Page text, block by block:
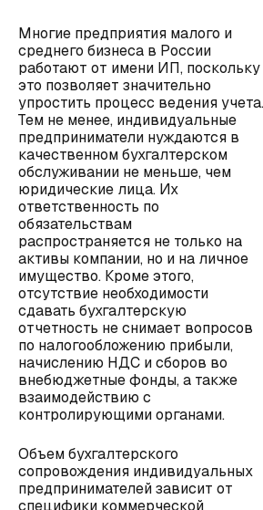
Многие предприятия малого и
среднего бизнеса в России
работают от имени ИП, поскольку
это позволяет значительно
упростить процесс ведения учета.
Тем не менее, индивидуальные
предприниматели нуждаются в
качественном бухгалтерском
обслуживании не меньше, чем
юридические лица. Их
ответственность по
обязательствам
распространяется не только на
активы компании, но и на личное
имущество. Кроме этого,
отсутствие необходимости
сдавать бухгалтерскую
отчетность не снимает вопросов
по налогообложению прибыли,
начислению НДС и сборов во
внебюджетные фонды, а также
взаимодействию с
контролирующими органами.
Объем бухгалтерского
сопровождения индивидуальных
предпринимателей зависит от
специфики коммерческой